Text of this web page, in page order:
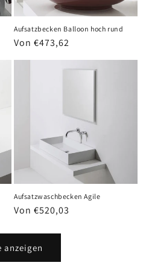
Aufsatzbecken Balloon hoch rund
Normaler
Von €473,62
Aufsatzwaschbecken Agile
Normaler
Von €520,03
anzeigen